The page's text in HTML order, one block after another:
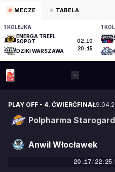
MECZE TABELA
1 KOLEJKA
ENERGA TREFL
SOPOT
DZIKI WARSZAWA
02.10
20:15
1
PLAY OFF - 4. ĆWIERĆFINAŁ
Polpharma
Anwil Włocławek
20 :17/22: 25/
76